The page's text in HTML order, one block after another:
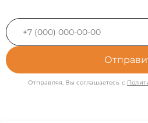
Отправляя, Вы соглашаетесь с